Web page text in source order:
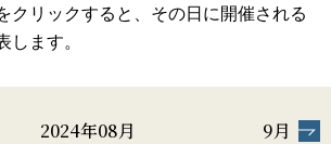
クリックすると、その日に開催される
します。
2024年08月 9月